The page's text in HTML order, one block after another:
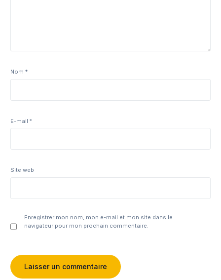
Nom*
E-mail*
Site web
Enregistrer mon nom, mon e-mail et mon site dans le
navigateur pour mon prochain commentaire.